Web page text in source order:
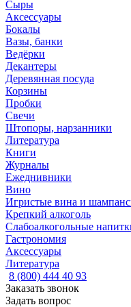
Сыры
Аксессуары
Бокалы
Вазы, банки
Ведёрки
Декантеры
Деревянная посуда
Корзины
Пробки
Свечи
Штопоры, нарзанники
Литература
Книги
Журналы
Ежеднивники
Вино
Игристые вина и
Крепкий алкоголь
Слабоалкогольные
Гастрономия
Аксессуары
Литература
8 (800) 444 40 93
Заказать звонок
Задать вопрос